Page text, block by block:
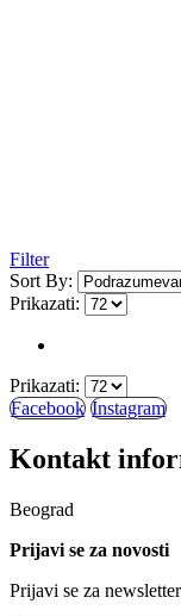
Filter
Sort By:
Prikazati:
Prikazati:
Facebook Instagram
Kontakt
Beograd
Prijavi se za novosti
Prijavi se za